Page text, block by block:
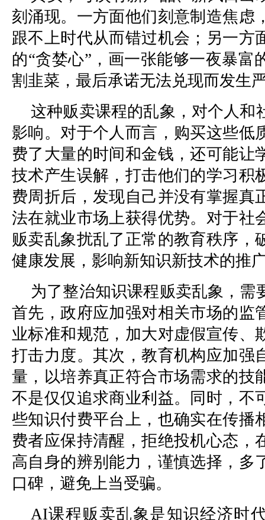
刻涌现。一方面他们刻意制造焦虑
跟不上时代从而错过机会；另一方
的“贪婪心”，画一张能够一夜暴富
割韭菜，最后承诺无法兑现而发生
这种贩卖课程的乱象，对个人和
影响。对于个人而言，购买这些低
费了大量的时间和金钱，还可能让
技术产生误解，打击他们的学习积
费周折后，发现自己并没有掌握真
法在就业市场上获得优势。对于社
贩卖乱象扰乱了正常的教育秩序，
健康发展，影响新知识新技术的推
为了整治知识课程贩卖乱象，需
首先，政府应加强对相关市场的监
业标准和规范，加大对虚假宣传、
打击力度。其次，教育机构应加强
量，以培养真正符合市场需求的技
不是仅仅追求商业利益。同时，不
些知识付费平台上，也确实在传播
费者应保持清醒，拒绝投机心态，
高自身的辨别能力，谨慎选择，多
口碑，避免上当受骗。
AI课程贩卖乱象是知识经济时